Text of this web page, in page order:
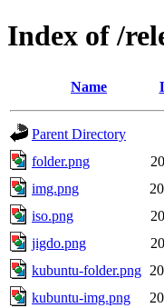
Index of /
Name
Parent Directory
folder.png
img.png
iso.png
jigdo.png
kubuntu-folder.png
kubuntu-img.png